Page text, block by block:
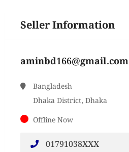
Seller Information
aminbd166@gmail.com
Bangladesh
Dhaka District, Dhaka
Offline Now
01791038XXX